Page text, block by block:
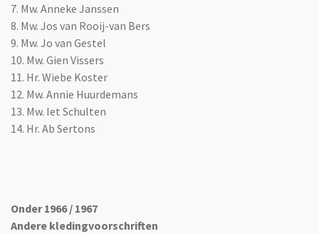
7. Mw. Anneke Janssen
8. Mw. Jos van Rooij-van Bers
9. Mw. Jo van Gestel
10. Mw. Gien Vissers
11. Hr. Wiebe Koster
12. Mw. Annie Huurdemans
13. Mw. Iet Schulten
14. Hr. Ab Sertons
Onder 1966 / 1967
Andere kledingvoorschriften